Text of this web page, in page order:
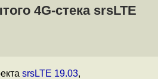
4G-стека srsLTE
srsLTE 19.03,